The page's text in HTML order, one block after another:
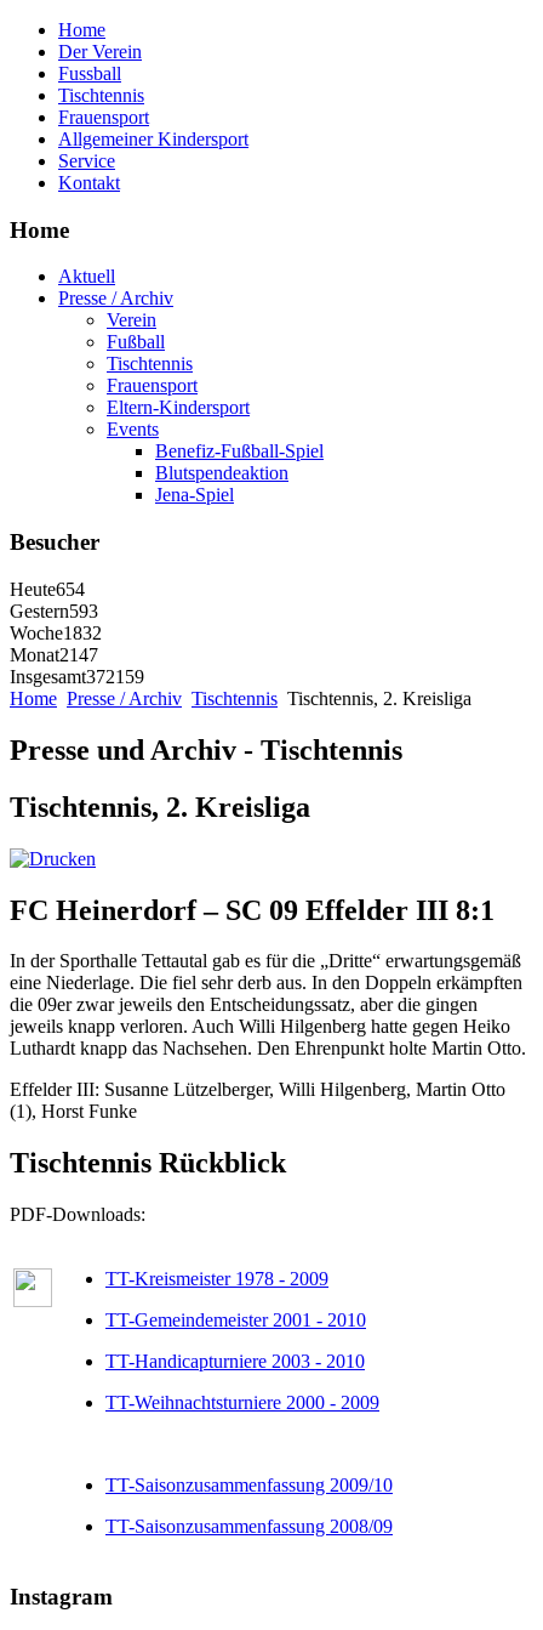
Home
Der Verein
Fussball
Tischtennis
Frauensport
Allgemeiner Kindersport
Service
Kontakt
Home
Aktuell
Presse / Archiv
Verein
Fußball
Tischtennis
Frauensport
Eltern-Kindersport
Events
Benefiz-Fußball-Spiel
Blutspendeaktion
Jena-Spiel
Besucher
Heute654
Gestern593
Woche1832
Monat2147
Insgesamt372159
Home Presse / Archiv Tischtennis Tischtennis, 2. Kreisliga
Presse und Archiv - Tischtennis
Tischtennis, 2. Kreisliga
FC Heinerdorf – SC 09 Effelder III 8:1
In der Sporthalle Tettautal gab es für die „Dritte“ erwartungsgemäß
eine Niederlage. Die fiel sehr derb aus. In den Doppeln erkämpften
die 09er zwar jeweils den Entscheidungssatz, aber die gingen
jeweils knapp verloren. Auch Willi Hilgenberg hatte gegen Heiko
Luthardt knapp das Nachsehen. Den Ehrenpunkt holte Martin Otto.
Effelder III: Susanne Lützelberger, Willi Hilgenberg, Martin Otto
(1), Horst Funke
Tischtennis Rückblick
PDF-Downloads:
TT-Kreismeister 1978 - 2009
TT-Gemeindemeister 2001 - 2010
TT-Handicapturniere 2003 - 2010
TT-Weihnachtsturniere 2000 - 2009
TT-Saisonzusammenfassung 2009/10
TT-Saisonzusammenfassung 2008/09
Instagram